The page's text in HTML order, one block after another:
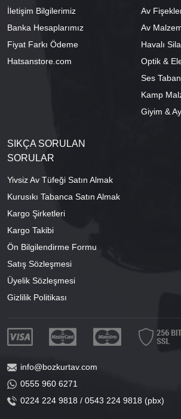
İletişim Bilgilerimiz
Banka Hesaplarımız
Fiyat Farkı Ödeme
Hatsanstore.com
Av
Av
Havalı
Optik &
Ses
Kamp
Giyim &
SIKÇA SORULAN
SORULAR
Yivsiz Av Tüfeği Satın Almak
Kurusıkı Tabanca Satın Almak
Kargo Şirketleri
Kargo Takibi
Ön Bilgilendirme Formu
Satış Sözleşmesi
Üyelik Sözleşmesi
Gizlilik Politikası
info@bozkurtav.com
0555 960 6271
0224 224 9818 / 0543 224 9818 (pbx)